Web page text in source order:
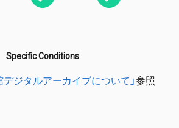
Specific Conditions
デジタルアーカイブについて」参照